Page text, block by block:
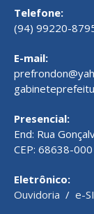
Telefone:
(94) 99220-
E-mail:
Presencial:
End: Rua
CEP: 68638-000
Eletrônico:
Ouvidoria / e-